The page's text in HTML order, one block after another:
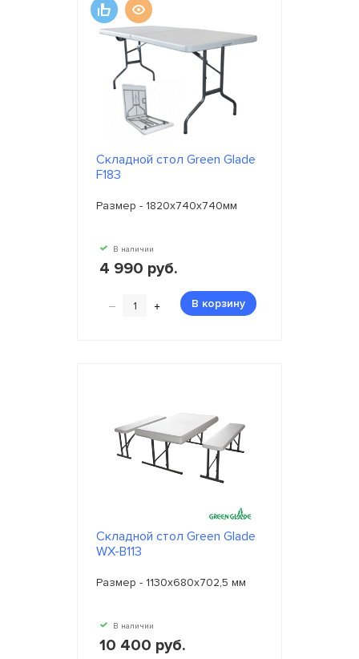
Складной стол Green Glade
F183
Размер - 1820х740х740мм
В наличии
4 990 руб.
– + В корзину
Складной стол Green Glade
WX-B113
Размер - 1130х680х702,5 мм
В наличии
10 400 руб.